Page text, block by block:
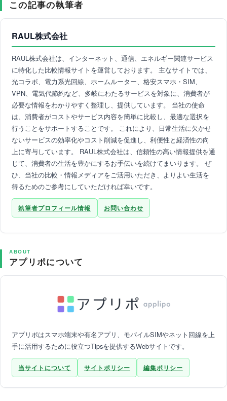
この記事の執筆者
RAUL株式会社
RAUL株式会社は、インターネット、通信、エネルギー関連サービス
に特化した比較情報サイトを運営しております。 主なサイトでは、
光コラボ、電力系光回線、ホームルーター、格安スマホ・SIM、
VPN、電気代節約など、多岐にわたるサービスを対象に、消費者が
必要な情報をわかりやすく整理し、提供しています。 当社の使命
は、消費者がコストやサービス内容を簡単に比較し、最適な選択を
行うことをサポートすることです。 これにより、日常生活に欠かせ
ないサービスの効率化やコスト削減を促進し、利便性と経済性の向
上に寄与しています。 RAUL株式会社は、信頼性の高い情報提供を通
じて、消費者の生活を豊かにするお手伝いを続けてまいります。 ぜ
ひ、当社の比較・情報メディアをご活用いただき、よりよい生活を
得るためのご参考にしていただければ幸いです。
執筆者プロフィール情報 お問い合わせ
ABOUT
アプリポについて
アプリポはスマホ端末や有名アプリ、モバイルSIMやネット回線を上
手に活用するために役立つTipsを提供するWebサイトです。
当サイトについて サイトポリシー 編集ポリシー